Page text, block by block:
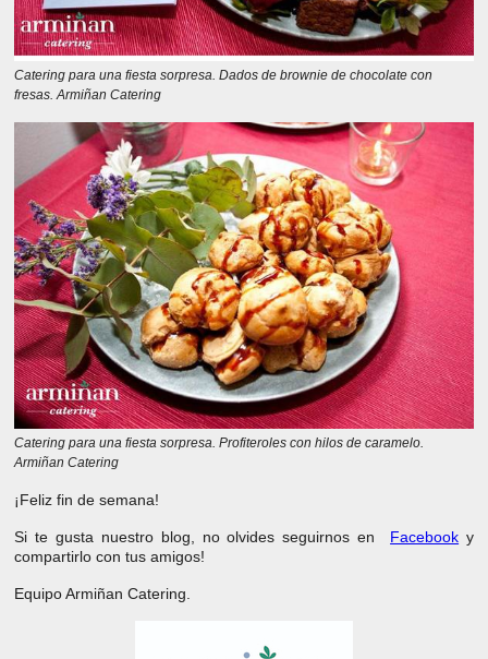
Catering para una fiesta sorpresa. Dados de brownie de chocolate con
fresas. Armiñan Catering
Catering para una fiesta sorpresa. Profiteroles con hilos de caramelo.
Armiñan Catering
¡Feliz fin de semana!
Si te gusta nuestro blog, no olvides seguirnos en Facebook y
compartirlo con tus amigos!
Equipo Armiñan Catering.